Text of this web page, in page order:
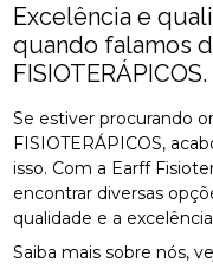
Excelência e
quando falamos
FISIOTERÁPICOS.
Se estiver procurando
FISIOTERÁPICOS,
isso. Com a Earff
encontrar diversas
qualidade e a
Saiba mais sobre nós,